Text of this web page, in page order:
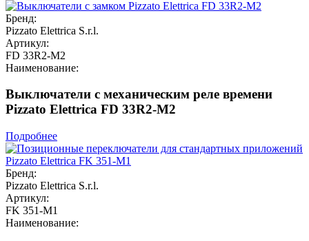
Бренд:
Pizzato Elettrica S.r.l.
Артикул:
FD 33R2-M2
Наименование:
Выключатели с механическим реле времени
Pizzato Elettrica FD 33R2-M2
Подробнее
Бренд:
Pizzato Elettrica S.r.l.
Артикул:
FK 351-M1
Наименование: